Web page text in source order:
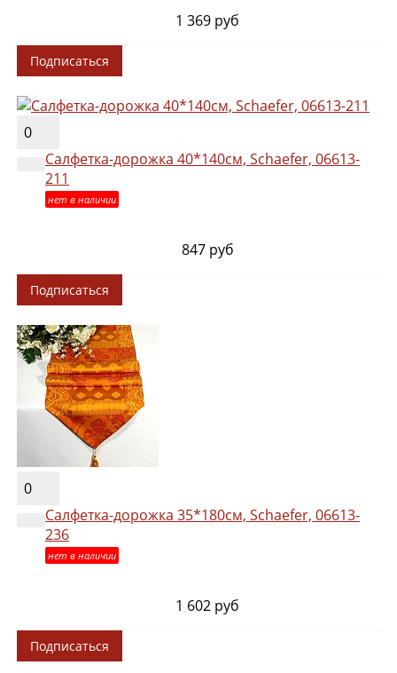
1 369 руб
Подписаться
0
Салфетка-дорожка 40*140см, Schaefer, 06613-
211
нет в наличии
847 руб
Подписаться
0
Салфетка-дорожка 35*180см, Schaefer, 06613-
236
нет в наличии
1 602 руб
Подписаться